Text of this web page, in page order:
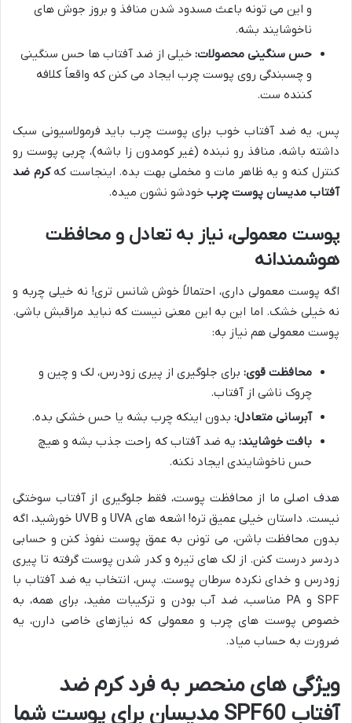
و این می تونه باعث مسدود شدن منافذ و بروز جوش های
ناخوشایند بشه.
حس سنگینی محصولات: خیلی از ضد آفتاب ها حس سنگینی
و چسبندگی روی پوست چرب ایجاد می کنن که واقعاً کلافه
کننده ست.
پس، یه ضد آفتاب خوب برای پوست چرب باید فرمولاسیونی سبک
داشته باشه، منافذ رو نبنده (غیر کومدون زا باشه)، چربی پوست رو
کنترل کنه و یه ظاهر مات و مخملی بهت بده. اینجاست کهکرم ضد
آفتاب مدیسان پوست چرب خودشو نشون میده.
پوست معمولی، نیاز به تعادل و محافظت
هوشمندانه
اگه پوست معمولی داری، احتمالاً خوش شانس تری! نه خیلی چربه و
نه خیلی خشک. اما این به این معنی نیست که نباید مراقبش باشی.
پوست معمولی هم نیاز به:
محافظت قوی: برای جلوگیری از پیری زودرس، لک و چین و
چروک ناشی از آفتاب.
آبرسانی متعادل: بدون اینکه چرب بشه یا حس خشکی بده.
بافت خوشایند: یه ضد آفتاب که راحت جذب بشه و هیچ
حس ناخوشایندی ایجاد نکنه.
هدف اصلی ما از محافظت پوست، فقط جلوگیری از آفتاب سوختگی
نیست. داستان خیلی عمیق تره! اشعه های UVA و UVB خورشید، اگه
بدون محافظت باشن، می تونن به عمق پوست نفوذ کنن و حسابی
دردسر درست کنن. از لک های تیره و کدر شدن پوست گرفته تا پیری
زودرس و خدای نکرده سرطان پوست. پس، انتخاب یه ضد آفتاب با
SPF و PA مناسب، ضد آب بودن و ترکیبات مفید، برای همه، به
خصوص پوست های چرب و معمولی که نیازهای خاصی دارن، یه
ضرورت به حساب میاد.
ویژگی های منحصر به فرد کرم ضد
آفتاب SPF60 مدیسان برای پوست شما